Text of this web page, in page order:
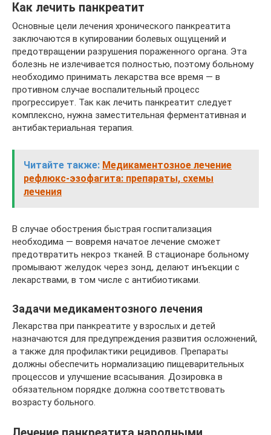
Как лечить панкреатит
Основные цели лечения хронического панкреатита
заключаются в купировании болевых ощущений и
предотвращении разрушения пораженного органа. Эта
болезнь не излечивается полностью, поэтому больному
необходимо принимать лекарства все время — в
противном случае воспалительный процесс
прогрессирует. Так как лечить панкреатит следует
комплексно, нужна заместительная ферментативная и
антибактериальная терапия.
Читайте также: Медикаментозное лечение
рефлюкс-эзофагита: препараты, схемы
лечения
В случае обострения быстрая госпитализация
необходима — вовремя начатое лечение сможет
предотвратить некроз тканей. В стационаре больному
промывают желудок через зонд, делают инъекции с
лекарствами, в том числе с антибиотиками.
Задачи медикаментозного лечения
Лекарства при панкреатите у взрослых и детей
назначаются для предупреждения развития осложнений,
а также для профилактики рецидивов. Препараты
должны обеспечить нормализацию пищеварительных
процессов и улучшение всасывания. Дозировка в
обязательном порядке должна соответствовать
возрасту больного.